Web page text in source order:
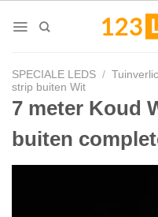
SPECIALE LEDS /
strip buiten Wit
7 meter Koud
buiten